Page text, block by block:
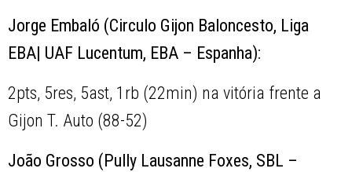
Jorge Embaló (Circulo Gijon Baloncesto, Liga
EBA| UAF Lucentum, EBA – Espanha):
2pts, 5res, 5ast, 1rb (22min) na vitória frente a
Gijon T. Auto (88-52)
João Grosso (Pully Lausanne Foxes, SBL –